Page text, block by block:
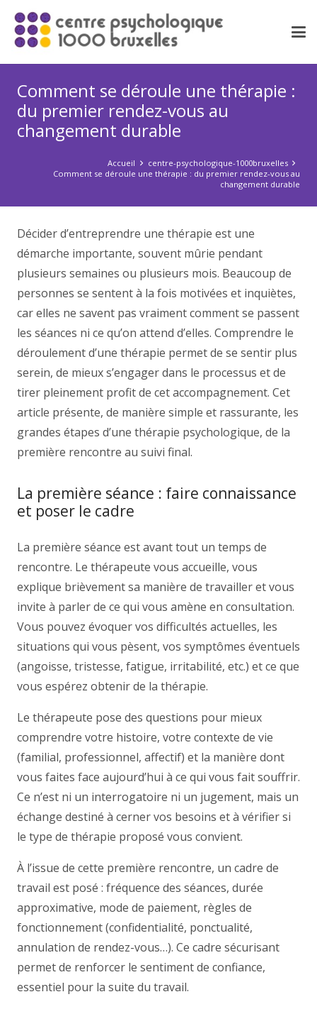
Comment se déroule une thérapie :
du premier rendez-vous au
changement durable
Accueil
centre-psychologique-1000bruxelles
Comment se déroule une thérapie : du premier rendez-vous au
changement durable
Décider d’entreprendre une thérapie est une
démarche importante, souvent mûrie pendant
plusieurs semaines ou plusieurs mois. Beaucoup de
personnes se sentent à la fois motivées et inquiètes,
car elles ne savent pas vraiment comment se passent
les séances ni ce qu’on attend d’elles. Comprendre le
déroulement d’une thérapie permet de se sentir plus
serein, de mieux s’engager dans le processus et de
tirer pleinement profit de cet accompagnement. Cet
article présente, de manière simple et rassurante, les
grandes étapes d’une thérapie psychologique, de la
première rencontre au suivi final.
La première séance : faire connaissance
et poser le cadre
La première séance est avant tout un temps de
rencontre. Le thérapeute vous accueille, vous
explique brièvement sa manière de travailler et vous
invite à parler de ce qui vous amène en consultation.
Vous pouvez évoquer vos difficultés actuelles, les
situations qui vous pèsent, vos symptômes éventuels
(angoisse, tristesse, fatigue, irritabilité, etc.) et ce que
vous espérez obtenir de la thérapie.
Le thérapeute pose des questions pour mieux
comprendre votre histoire, votre contexte de vie
(familial, professionnel, affectif) et la manière dont
vous faites face aujourd’hui à ce qui vous fait souffrir.
Ce n’est ni un interrogatoire ni un jugement, mais un
échange destiné à cerner vos besoins et à vérifier si
le type de thérapie proposé vous convient.
À l’issue de cette première rencontre, un cadre de
travail est posé : fréquence des séances, durée
approximative, mode de paiement, règles de
fonctionnement (confidentialité, ponctualité,
annulation de rendez-vous…). Ce cadre sécurisant
permet de renforcer le sentiment de confiance,
essentiel pour la suite du travail.